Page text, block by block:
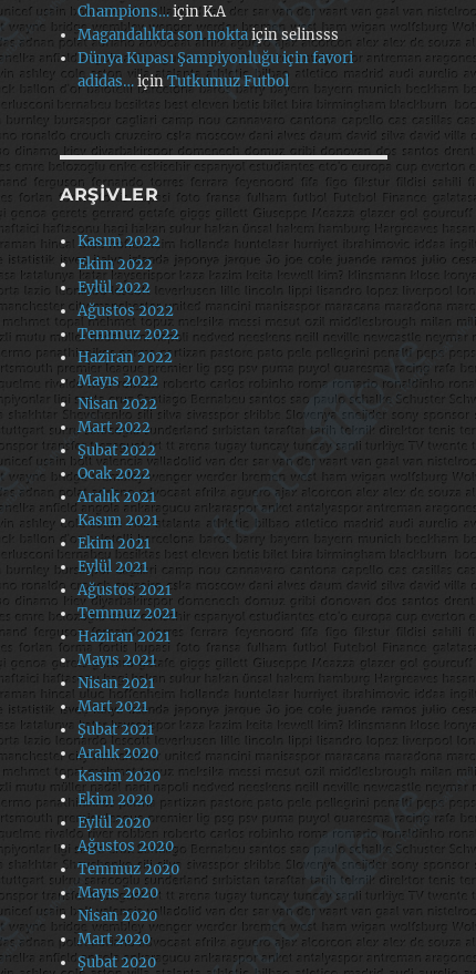
Champions…içinK.A
Magandalıkta son noktaiçinselinsss
Dünya Kupası Şampiyonluğu için favori
adidas…içinTutkumuz Futbol
ARŞIVLER
Kasım 2022
Ekim 2022
Eylül 2022
Ağustos 2022
Temmuz 2022
Haziran 2022
Mayıs 2022
Nisan 2022
Mart 2022
Şubat 2022
Ocak 2022
Aralık 2021
Kasım 2021
Ekim 2021
Eylül 2021
Ağustos 2021
Temmuz 2021
Haziran 2021
Mayıs 2021
Nisan 2021
Mart 2021
Şubat 2021
Aralık 2020
Kasım 2020
Ekim 2020
Eylül 2020
Ağustos 2020
Temmuz 2020
Mayıs 2020
Nisan 2020
Mart 2020
Şubat 2020